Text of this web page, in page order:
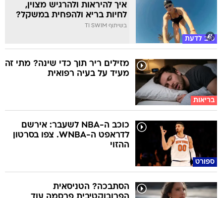
טוב לדעת
איך להיראות ולהרגיש מצוין,
לחיות בריא ולהפחית במשקל?
בשיתוף TI SWIM
בריאות
מזילים ריר תוך כדי שינה? מתי זה
מעיד על בעיה רפואית
ספורט
כוכב ה-NBA לשעבר: אירשם
לדראפט ה-WNBA. צפו בסרטון
ההזוי
הסתבכה? הטניסאית